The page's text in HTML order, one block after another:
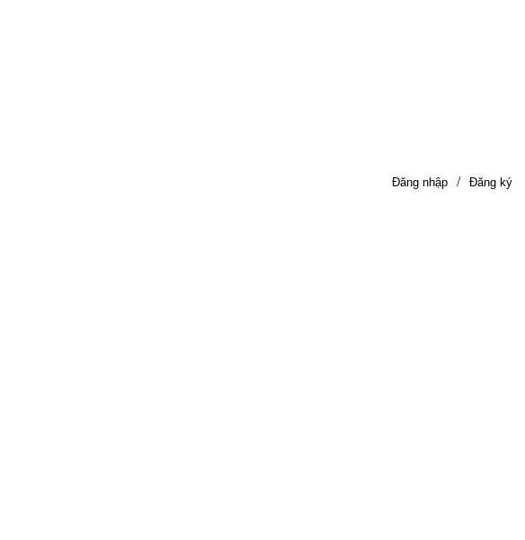
Đăng nhập / Đăng ký